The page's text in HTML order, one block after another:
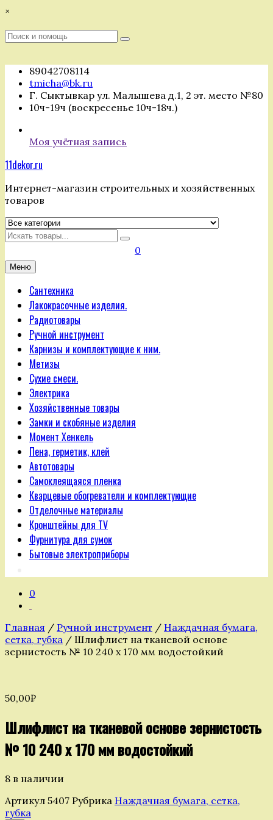
Перейти
содержимому
×
Поиск
Поиск
89042708114
tmicha@bk.ru
Г. Сыктывкар ул. Малышева д.1, 2 эт. место №80
10ч-19ч (воскресенье 10ч-18ч.)
Моя учётная запись
11dekor.ru
Интернет-магазин строительных и хозяйственных
товаров
Искать
0
Меню
Сантехника
Лакокрасочные изделия.
Радиотовары
Ручной инструмент
Карнизы и комплектующие к ним.
Метизы
Сухие смеси.
Электрика
Хозяйственные товары
Замки и скобяные изделия
Момент Хенкель
Пена, герметик, клей
Автотовары
Самоклеящаяся пленка
Кварцевые обогреватели и комплектующие
Отделочные материалы
Кронштейны для TV
Фурнитура для сумок
Бытовые электроприборы
0
Главная / Ручной инструмент / Наждачная бумага,
сетка, губка / Шлифлист на тканевой основе
зернистость № 10 240 х 170 мм водостойкий
50,00₽
Шлифлист на тканевой основе зернистость
№ 10 240 х 170 мм водостойкий
8 в наличии
Артикул 5407 Рубрика Наждачная бумага, сетка,
губка